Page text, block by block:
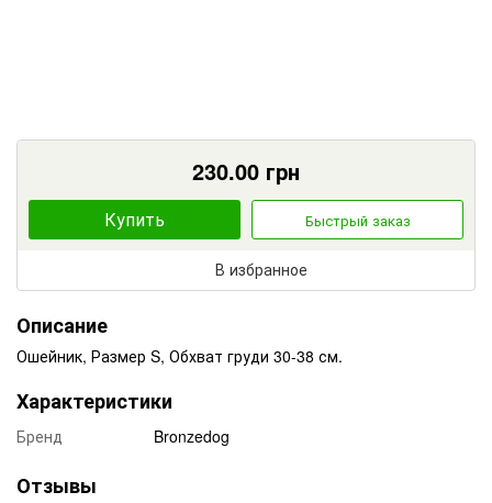
230.00 грн
Купить Быстрый заказ
В избранное
Описание
Ошейник, Размер S, Обхват груди 30-38 см.
Характеристики
Бренд Bronzedog
Отзывы